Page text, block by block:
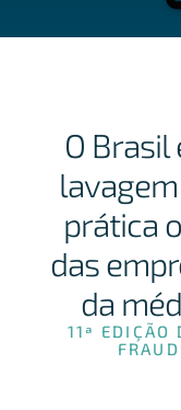
O
prática
das
da
11ª EDIÇÃO